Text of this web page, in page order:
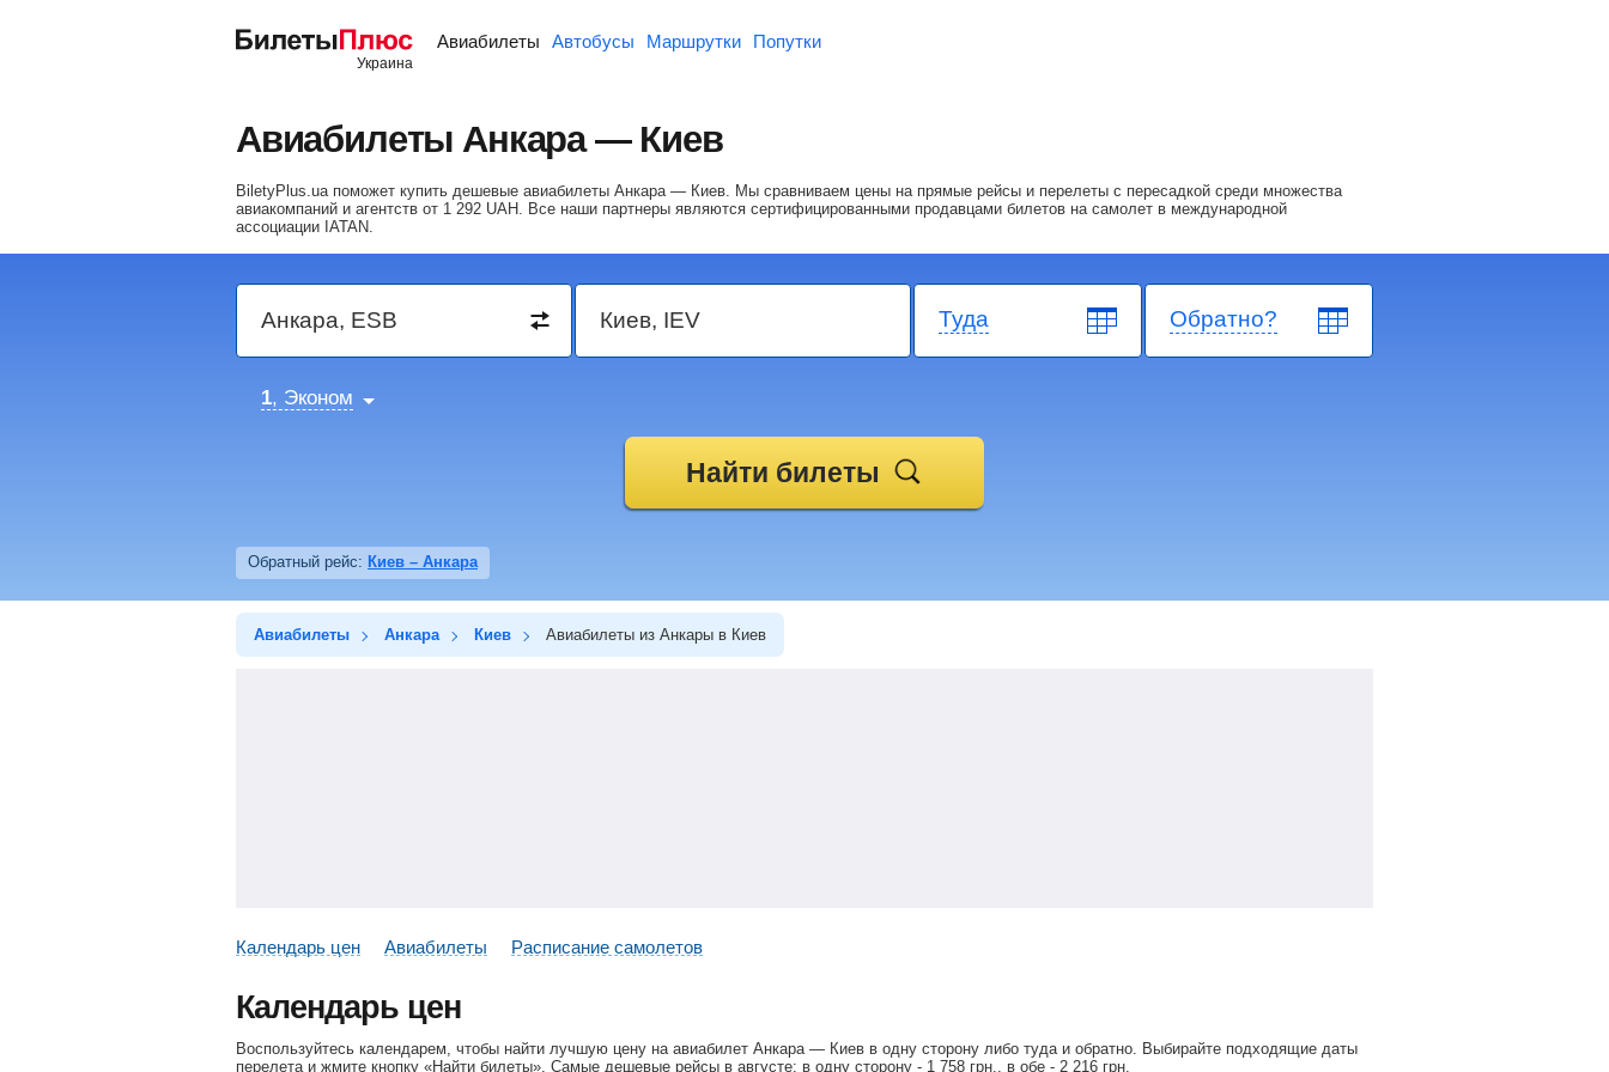
Авиабилеты Автобусы Маршрутки Попутки
Авиабилеты Анкара — Киев
BiletyPlus.ua поможет купить дешевые авиабилеты Анкара — Киев. Мы сравниваем цены на прямые рейсы и перелеты с пересадкой среди множества
авиакомпаний и агентств от 1 292 UAH . Все наши партнеры являются сертифицированными продавцами билетов на самолет в международной
ассоциации IATAN.
Туда Обратно?
1, Эконом
Найти билеты
Обратный рейс: Киев – Анкара
Авиабилеты Анкара Киев Авиабилеты из Анкары в Киев
Календарь цен Авиабилеты Расписание самолетов
Календарь цен
Воспользуйтесь календарем, чтобы найти лучшую цену на авиабилет Анкара — Киев в одну сторону либо туда и обратно. Выбирайте подходящие даты
перелета и жмите кнопку «Найти билеты». Самые дешевые рейсы в августе: в одну сторону - 1 758 грн., в обе - 2 216 грн.